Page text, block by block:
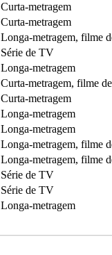
Curta-metragem
Curta-metragem
Longa-metragem, filme
Série de TV
Longa-metragem
Curta-metragem, filme
Curta-metragem
Longa-metragem
Longa-metragem
Longa-metragem, filme
Longa-metragem, filme
Série de TV
Série de TV
Longa-metragem